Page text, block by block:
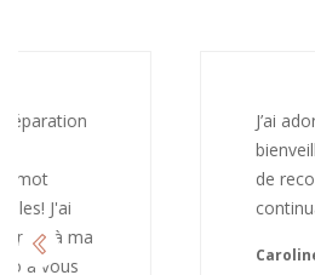
J’ai adoré ouvrir ce paquet
bienveillant et fait plaisir. Je
de recommandé chez
continuation et merci à